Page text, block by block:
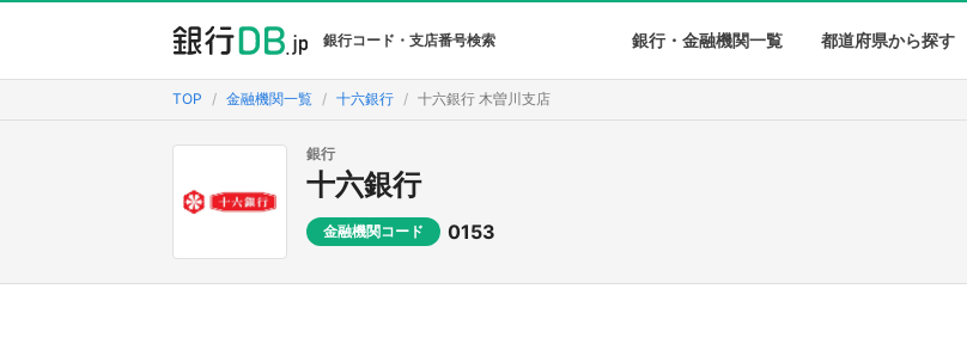
銀行コード・支店番号検索 銀行・金融機関一覧 都道府県から探す
TOP 金融機関一覧 十六銀行 十六銀行 木曽川支店
銀行
十六銀行
金融機関コード 0153